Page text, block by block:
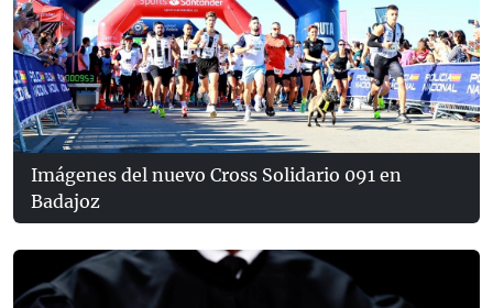
Imágenes del nuevo Cross Solidario 091 en
Badajoz